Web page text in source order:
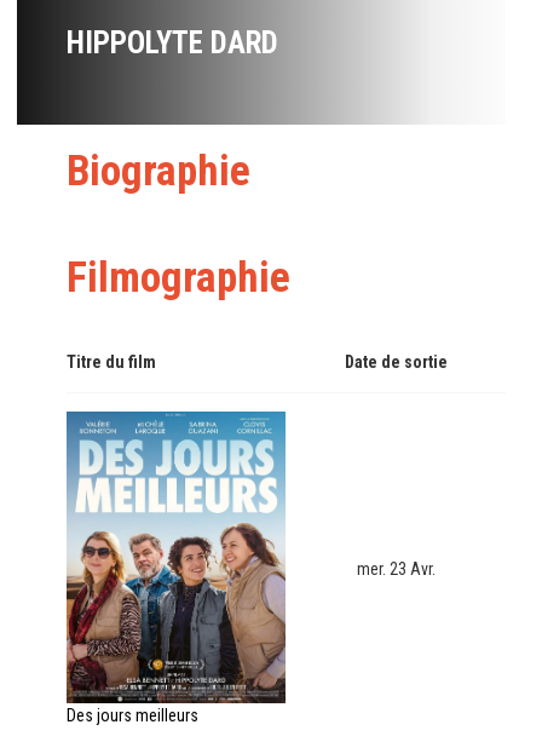
HIPPOLYTE DARD
Biographie
Filmographie
Titre du film Date de sortie
Des jours meilleurs
mer. 23 Avr.